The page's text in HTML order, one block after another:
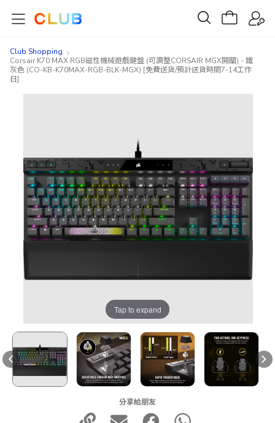
Club Shopping
Corsair K70 MAX RGB磁性機械遊戲鍵盤 (可調整CORSAIR MGX開關) - 鐵
灰色 (CO-KB-K70MAX-RGB-BLK-MGX) [免費送貨/預計送貨時間7-14工作
日]
images
gallery
images
gallery
Tap to expand
分享給朋友